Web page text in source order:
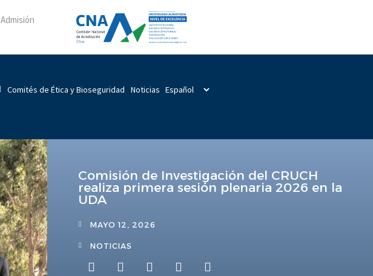
Admisión
Comités de Ética y Bioseguridad Noticias
Comisión de Investigación del CRUCH
realiza primera sesión plenaria 2026 en la
UDA
MAYO 12, 2026
NOTICIAS